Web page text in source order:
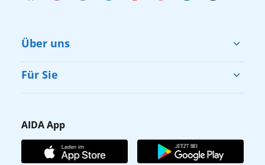
Über uns
Cruise & Help
Karriere
Affiliateprogramm
Für Sie
Gästefragebogen
AIDA Club
AIDA App